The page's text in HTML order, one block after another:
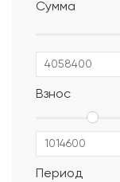
Сумма
Взнос
Период